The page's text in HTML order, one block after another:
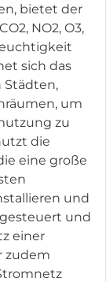
bietet der
NO2, O3,
sich das
Städten,
um
zu
die
eine große
und
und
einer
zudem